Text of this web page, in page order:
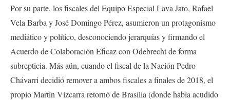
Por su parte, los fiscales del Equipo Especial Lava Jato, Rafael
Vela Barba y José Domingo Pérez, asumieron un protagonismo
mediático y político, desconociendo jerarquías y firmando el
Acuerdo de Colaboración Eficaz con Odebrecht de forma
subrepticia. Más aún, cuando el fiscal de la Nación Pedro
Chávarri decidió remover a ambos fiscales a finales de 2018, el
propio Martín Vizcarra retornó de Brasilia (donde había acudido